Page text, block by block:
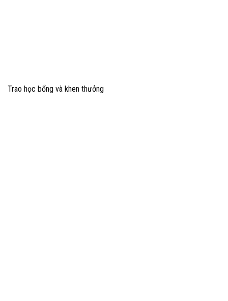
Trao học bổng và khen thưởng